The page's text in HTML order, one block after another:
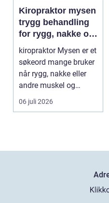
Kiropraktor mysen
trygg behandling
for rygg, nakke og
ledd
kiropraktor Mysen er et
søkeord mange bruker
når rygg, nakke eller
andre muskel og
leddplager begynn...
06 juli 2026